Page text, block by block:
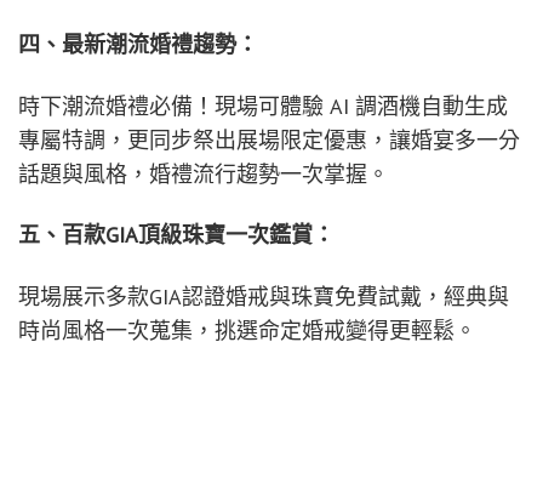
四、最新潮流婚禮趨勢：
時下潮流婚禮必備！現場可體驗 AI 調酒機自動生成
專屬特調，更同步祭出展場限定優惠，讓婚宴多一分
話題與風格，婚禮流行趨勢一次掌握。
五、百款GIA頂級珠寶一次鑑賞：
現場展示多款GIA認證婚戒與珠寶免費試戴，經典與
時尚風格一次蒐集，挑選命定婚戒變得更輕鬆。